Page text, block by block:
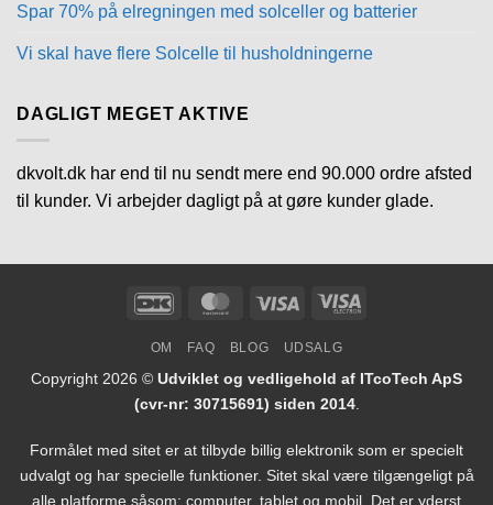
Spar 70% på elregningen med solceller og batterier
Vi skal have flere Solcelle til husholdningerne
DAGLIGT MEGET AKTIVE
dkvolt.dk har end til nu sendt mere end 90.000 ordre afsted
til kunder. Vi arbejder dagligt på at gøre kunder glade.
DanKort MasterCardVisa
Visa
OM FAQ BLOG UDSALG
Copyright 2026 © Udviklet og vedligehold af ITcoTech ApS
(cvr-nr: 30715691) siden 2014.
Formålet med sitet er at tilbyde billig elektronik som er specielt
udvalgt og har specielle funktioner. Sitet skal være tilgængeligt på
alle platforme såsom: computer, tablet og mobil. Det er yderst